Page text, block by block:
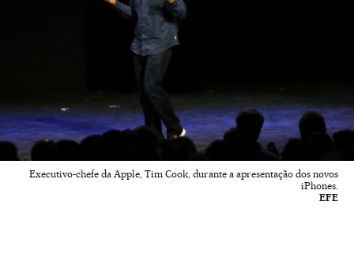
Executivo-chefe da Apple, Tim Cook, durante a apresentação dos novos
iPhones.
EFE